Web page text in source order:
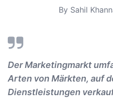
By Sahil
Der Marketingmarkt
Arten von Märkten, auf
Dienstleistungen